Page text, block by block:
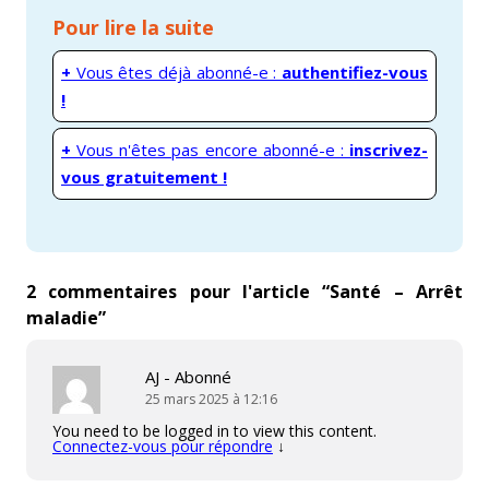
Pour lire la suite
+ Vous êtes déjà abonné-e : authentifiez-vous
!
+ Vous n'êtes pas encore abonné-e : inscrivez-
vous gratuitement !
2 commentaires pour l'article “Santé – Arrêt
maladie”
AJ - Abonné
25 mars 2025 à 12:16
You need to be logged in to view this content.
Connectez-vous pour répondre ↓